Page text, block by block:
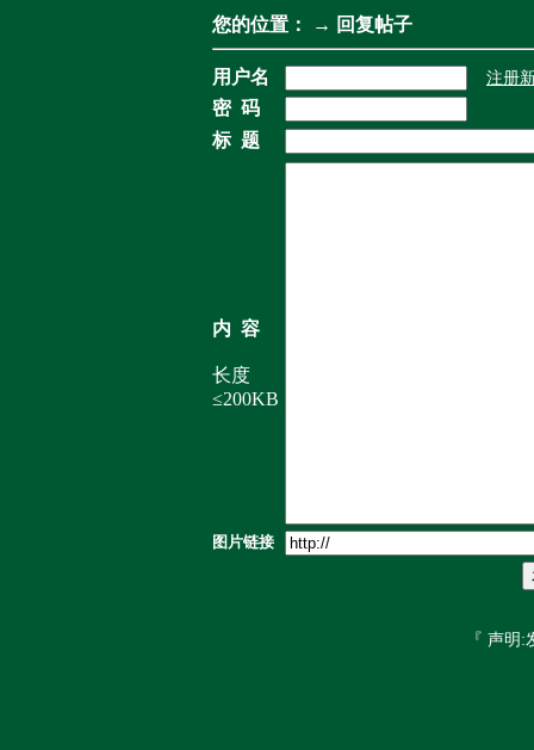
您的位置： → 回复帖子
用户名 注册
密 码
标 题
内 容
长度
≤200KB
图片链接
『 声明